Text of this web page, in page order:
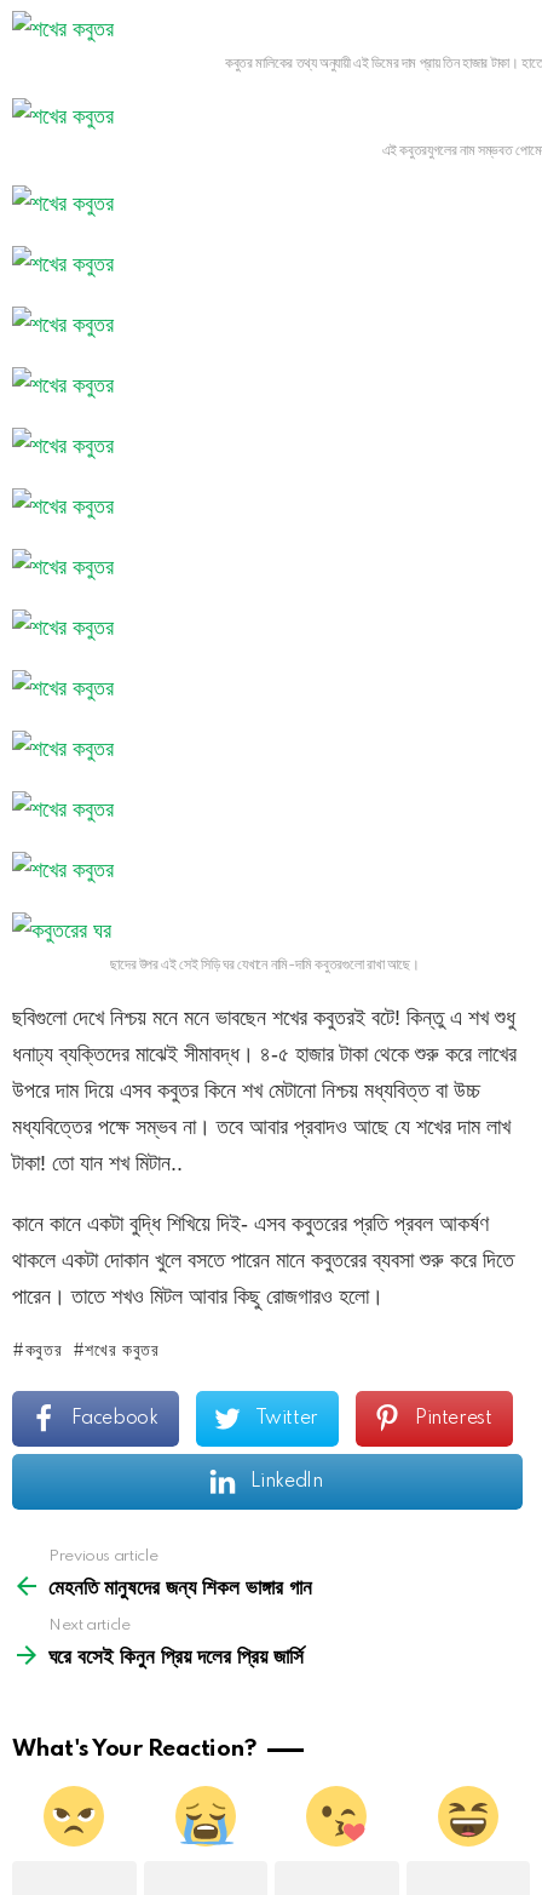
কবুতর মালিকের তথ্য অনুযায়ী এই ডিমের দাম প্রায় তিন হাজার টাকা।
এই কবুতরযুগলের নাম সম্ভবত
ছাদের উপর এই সেই সিড়ি ঘর যেখানে নামি-দামি কবুতরগুলো রাখা আছে।
ছবিগুলো দেখে নিশ্চয় মনে মনে ভাবছেন শখের কবুতরই বটে! কিন্তু এ শখ শুধু
ধনাঢ্য ব্যক্তিদের মাঝেই সীমাবদ্ধ। ৪-৫ হাজার টাকা থেকে শুরু করে লাখের
উপরে দাম দিয়ে এসব কবুতর কিনে শখ মেটানো নিশ্চয় মধ্যবিত্ত বা উচ্চ
মধ্যবিত্তের পক্ষে সম্ভব না। তবে আবার প্রবাদও আছে যে শখের দাম লাখ
টাকা! তো যান শখ মিটান..
কানে কানে একটা বুদ্ধি শিখিয়ে দিই- এসব কবুতরের প্রতি প্রবল আকর্ষণ
থাকলে একটা দোকান খুলে বসতে পারেন মানে কবুতরের ব্যবসা শুরু করে দিতে
পারেন। তাতে শখও মিটল আবার কিছু রোজগারও হলো।
কবুতর শখের কবুতর
Facebook Twitter Pinterest
LinkedIn
more
Previous article
মেহনতি মানুষদের জন্য শিকল ভাঙ্গার গান
Next article
ঘরে বসেই কিনুন প্রিয় দলের প্রিয় জার্সি
What's Your Reaction?